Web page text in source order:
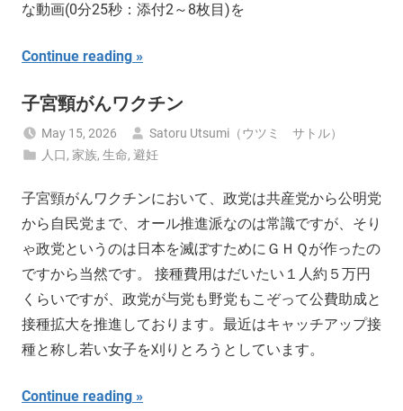
な動画(0分25秒：添付2～8枚目)を
Continue reading
子宮頸がんワクチン
May 15, 2026
Satoru Utsumi（ウツミ サトル）
人口,家族,生命, 避妊
子宮頸がんワクチンにおいて、政党は共産党から公明党
から自民党まで、オール推進派なのは常識ですが、そり
ゃ政党というのは日本を滅ぼすためにＧＨＱが作ったの
ですから当然です。 接種費用はだいたい１人約５万円
くらいですが、政党が与党も野党もこぞって公費助成と
接種拡大を推進しております。最近はキャッチアップ接
種と称し若い女子を刈りとろうとしています。
Continue reading